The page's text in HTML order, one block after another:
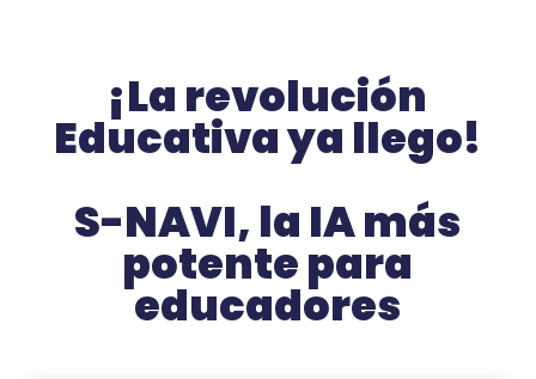
¡La revolución
Educativa ya llego!
S-NAVI, la IA más
potente para
educadores